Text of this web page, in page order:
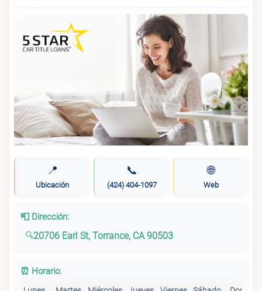
📍
Ubicación
📞
(424) 404-1097
🌐
Web
📮 Dirección:
20706 Earl St, Torrance, CA 90503
⏰ Horario: